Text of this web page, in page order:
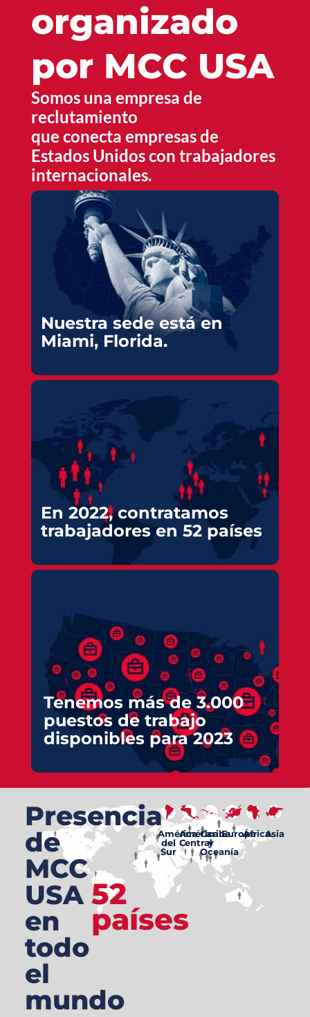
organizado
por MCC USA
Somos una empresa de
reclutamiento
que conecta empresas de
Estados Unidos con trabajadores
internacionales.
Nuestra sede está en
Miami, Florida.
En 2022, contratamos
trabajadores en 52 países
Tenemos más de 3.000
puestos de trabajo
disponibles para 2023
Presencia
de
MCC
USA
en
todo
el
mundo
52
países
América
del
Sur
América
Central
Caribe
y
Oceanía
EuropaÁfricaAsia